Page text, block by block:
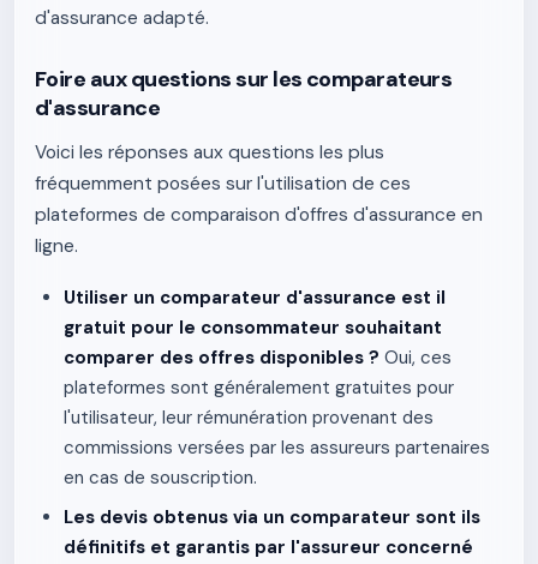
d'assurance adapté.
Foire aux questions sur les comparateurs
d'assurance
Voici les réponses aux questions les plus
fréquemment posées sur l'utilisation de ces
plateformes de comparaison d'offres d'assurance en
ligne.
Utiliser un comparateur d'assurance est il
gratuit pour le consommateur souhaitant
comparer des offres disponibles ? Oui, ces
plateformes sont généralement gratuites pour
l'utilisateur, leur rémunération provenant des
commissions versées par les assureurs partenaires
en cas de souscription.
Les devis obtenus via un comparateur sont ils
définitifs et garantis par l'assureur concerné